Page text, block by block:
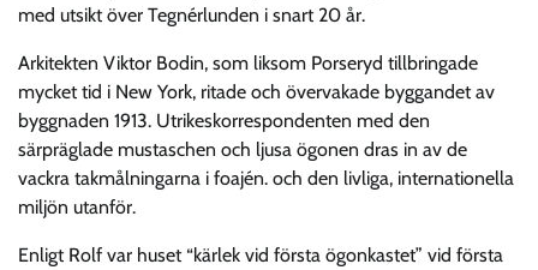
med utsikt över Tegnérlunden i snart 20 år.
Arkitekten Viktor Bodin, som liksom Porseryd tillbringade
mycket tid i New York, ritade och övervakade byggandet av
byggnaden 1913. Utrikeskorrespondenten med den
särpräglade mustaschen och ljusa ögonen dras in av de
vackra takmålningarna i foajén. och den livliga, internationella
miljön utanför.
Enligt Rolf var huset “kärlek vid första ögonkastet” vid första